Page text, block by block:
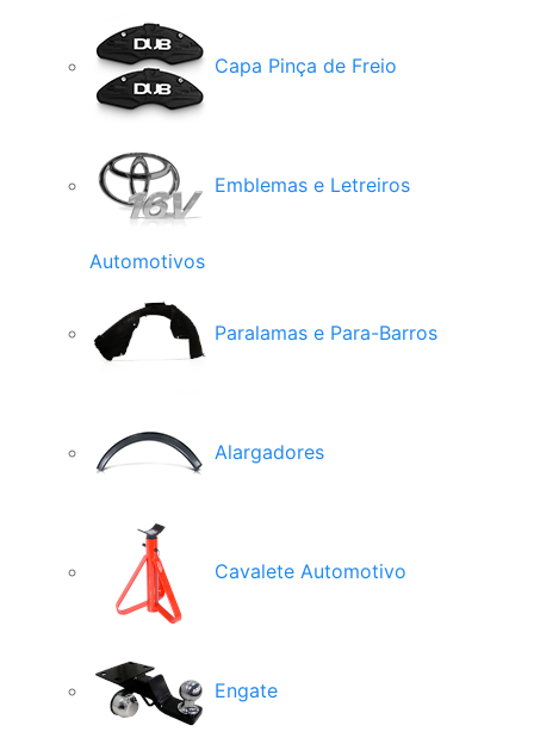
Capa Pinça de Freio
Emblemas e Letreiros
Automotivos
Paralamas e Para-Barros
Alargadores
Cavalete Automotivo
Engate